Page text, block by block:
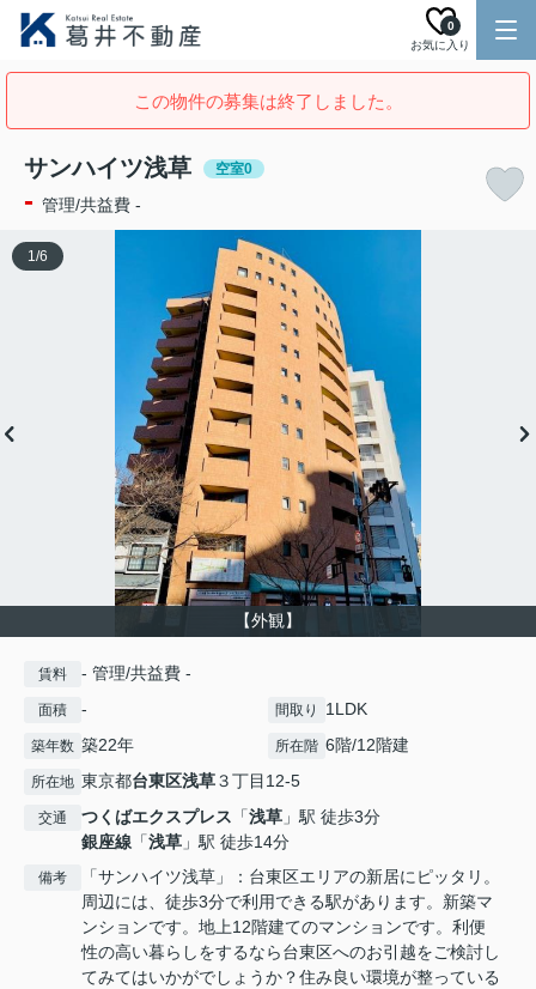
お気に入り
0
この物件の募集は終了しました。
サンハイツ浅草 空室0
- 管理/共益費 -
【外観】
1/6
賃料 - 管理/共益費 -
面積 - 間取り 1LDK
築年数 築22年 所在階 6階/12階建
所在地 東京都台東区浅草３丁目12-5
交通 つくばエクスプレス 「浅草 」駅 徒歩3分
銀座線 「浅草 」駅 徒歩14分
備考
「サンハイツ浅草」：台東区エリアの新居にピッタリ。
周辺には、徒歩3分で利用できる駅があります。新築マ
ンションです。地上12階建てのマンションです。利便
性の高い暮らしをするなら台東区へのお引越をご検討し
てみてはいかがでしょうか？住み良い環境が整っている